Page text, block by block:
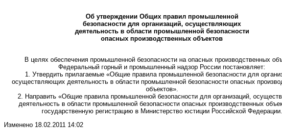
Об утверждении Общих правил промышленной
безопасности для организаций, осуществляющих
деятельность в области промышленной безопасности
опасных производственных объектов
В целях обеспечения промышленной безопасности на опасных производственных
Федеральный горный и промышленный надзор России постановляет:
1. Утвердить прилагаемые «Общие правила промышленной безопасности для
осуществляющих деятельность в области промышленной безопасности опасных
объектов».
2. Направить «Общие правила промышленной безопасности для организаций,
деятельность в области промышленной безопасности опасных производственных
государственную регистрацию в Министерство юстиции Российской Федерации.
Изменено 18.02.2011 14:02